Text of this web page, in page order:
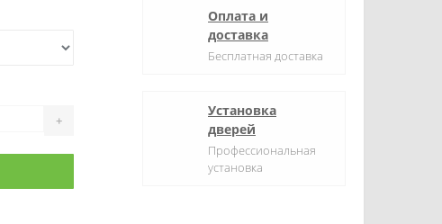
+
Оплата и
доставка
Бесплатная доставка
Установка
дверей
Профессиональная
установка